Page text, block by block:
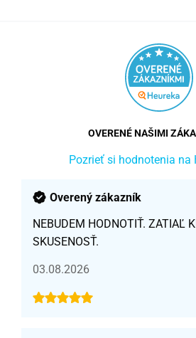
OVERENÉ NAŠIMI
Pozrieť si hodnotenia na
Overený zákazník
NEBUDEM HODNOTIŤ. ZATIAĽ
SKUSENOSŤ.
03.08.2026